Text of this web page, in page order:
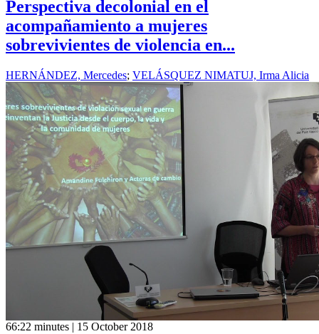
Perspectiva decolonial en el
acompañamiento a mujeres
sobrevivientes de violencia en...
HERNÁNDEZ, Mercedes; VELÁSQUEZ NIMATUJ, Irma Alicia
66:22 minutes | 15 October 2018